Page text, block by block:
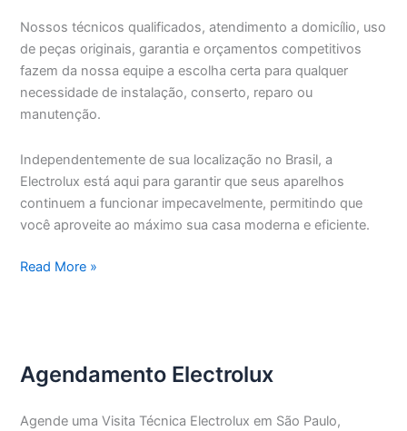
Nossos técnicos qualificados, atendimento a domicílio, uso
de peças originais, garantia e orçamentos competitivos
fazem da nossa equipe a escolha certa para qualquer
necessidade de instalação, conserto, reparo ou
manutenção.
Independentemente de sua localização no Brasil, a
Electrolux está aqui para garantir que seus aparelhos
continuem a funcionar impecavelmente, permitindo que
você aproveite ao máximo sua casa moderna e eficiente.
Assistência
Read More »
Agendamento Electrolux
Agende uma Visita Técnica Electrolux em São Paulo,